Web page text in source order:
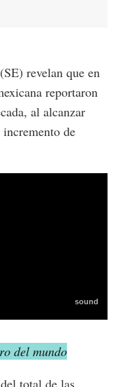
revelan que en
reportaron
al alcanzar
de
del mundo
total de las